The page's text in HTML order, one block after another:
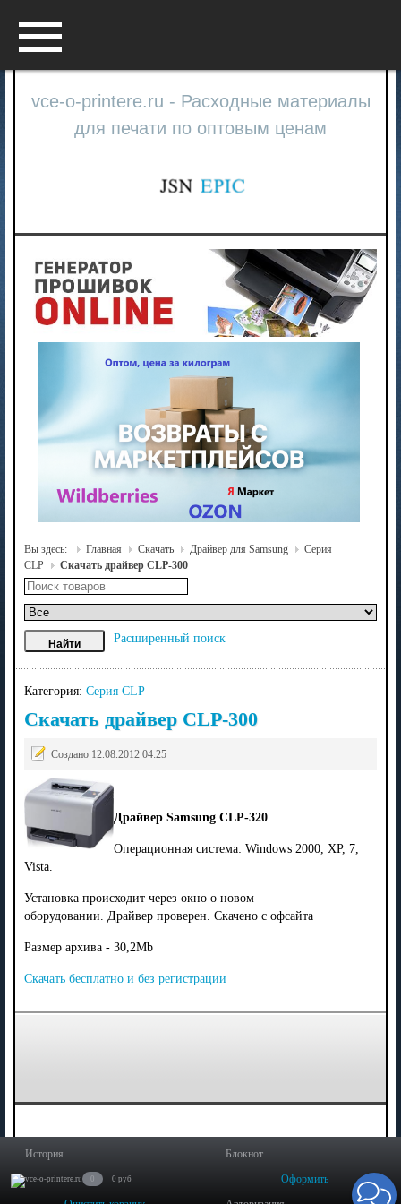
vce-o-printere.ru - Расходные материалы
для печати по оптовым ценам
Вы здесь: Главная Скачать Драйвер для Samsung
Серия
CLP
Скачать драйвер CLP-300
Расширенный поиск
Категория: Серия CLP
Скачать драйвер CLP-300
Создано 12.08.2012 04:25
Драйвер Samsung CLP-320
Операционная система: Windows 2000, XP, 7,
Vista.
Установка происходит через окно о новом
оборудовании. Драйвер проверен. Скачено с офсайта
Размер архива - 30,2Mb
Скачать бесплатно и без регистрации
История Блокнот
0 0 руб
Оформить